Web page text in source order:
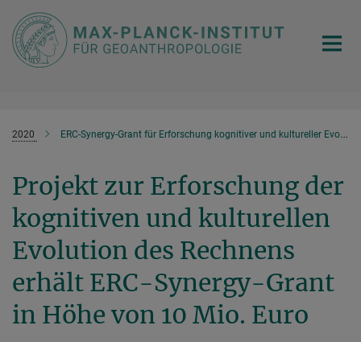
Hauptinhalt
2020 ERC-Synergy-Grant für Erforschung kognitiver und kultureller Evolution des Rechnens
Projekt zur Erforschung der
kognitiven und kulturellen
Evolution des Rechnens
erhält ERC-Synergy-Grant
in Höhe von 10 Mio. Euro